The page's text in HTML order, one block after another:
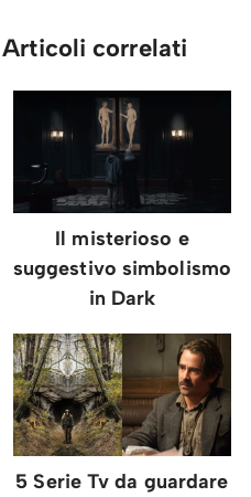
Articoli correlati
Il misterioso e
suggestivo simbolismo
in Dark
5 Serie Tv da guardare